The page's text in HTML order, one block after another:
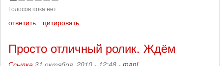
Голосов пока нет
ответить цитировать
Просто отличный ролик. Ждём
Ссылка 31 октября, 2010 - 12:48 - mani